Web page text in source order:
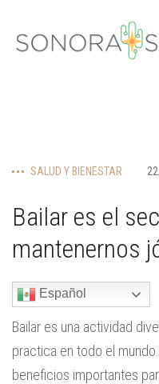
SALUD Y BIENESTAR
Bailar es el
mantenernos
Español
Bailar es una actividad
practica en todo el
beneficios importantes